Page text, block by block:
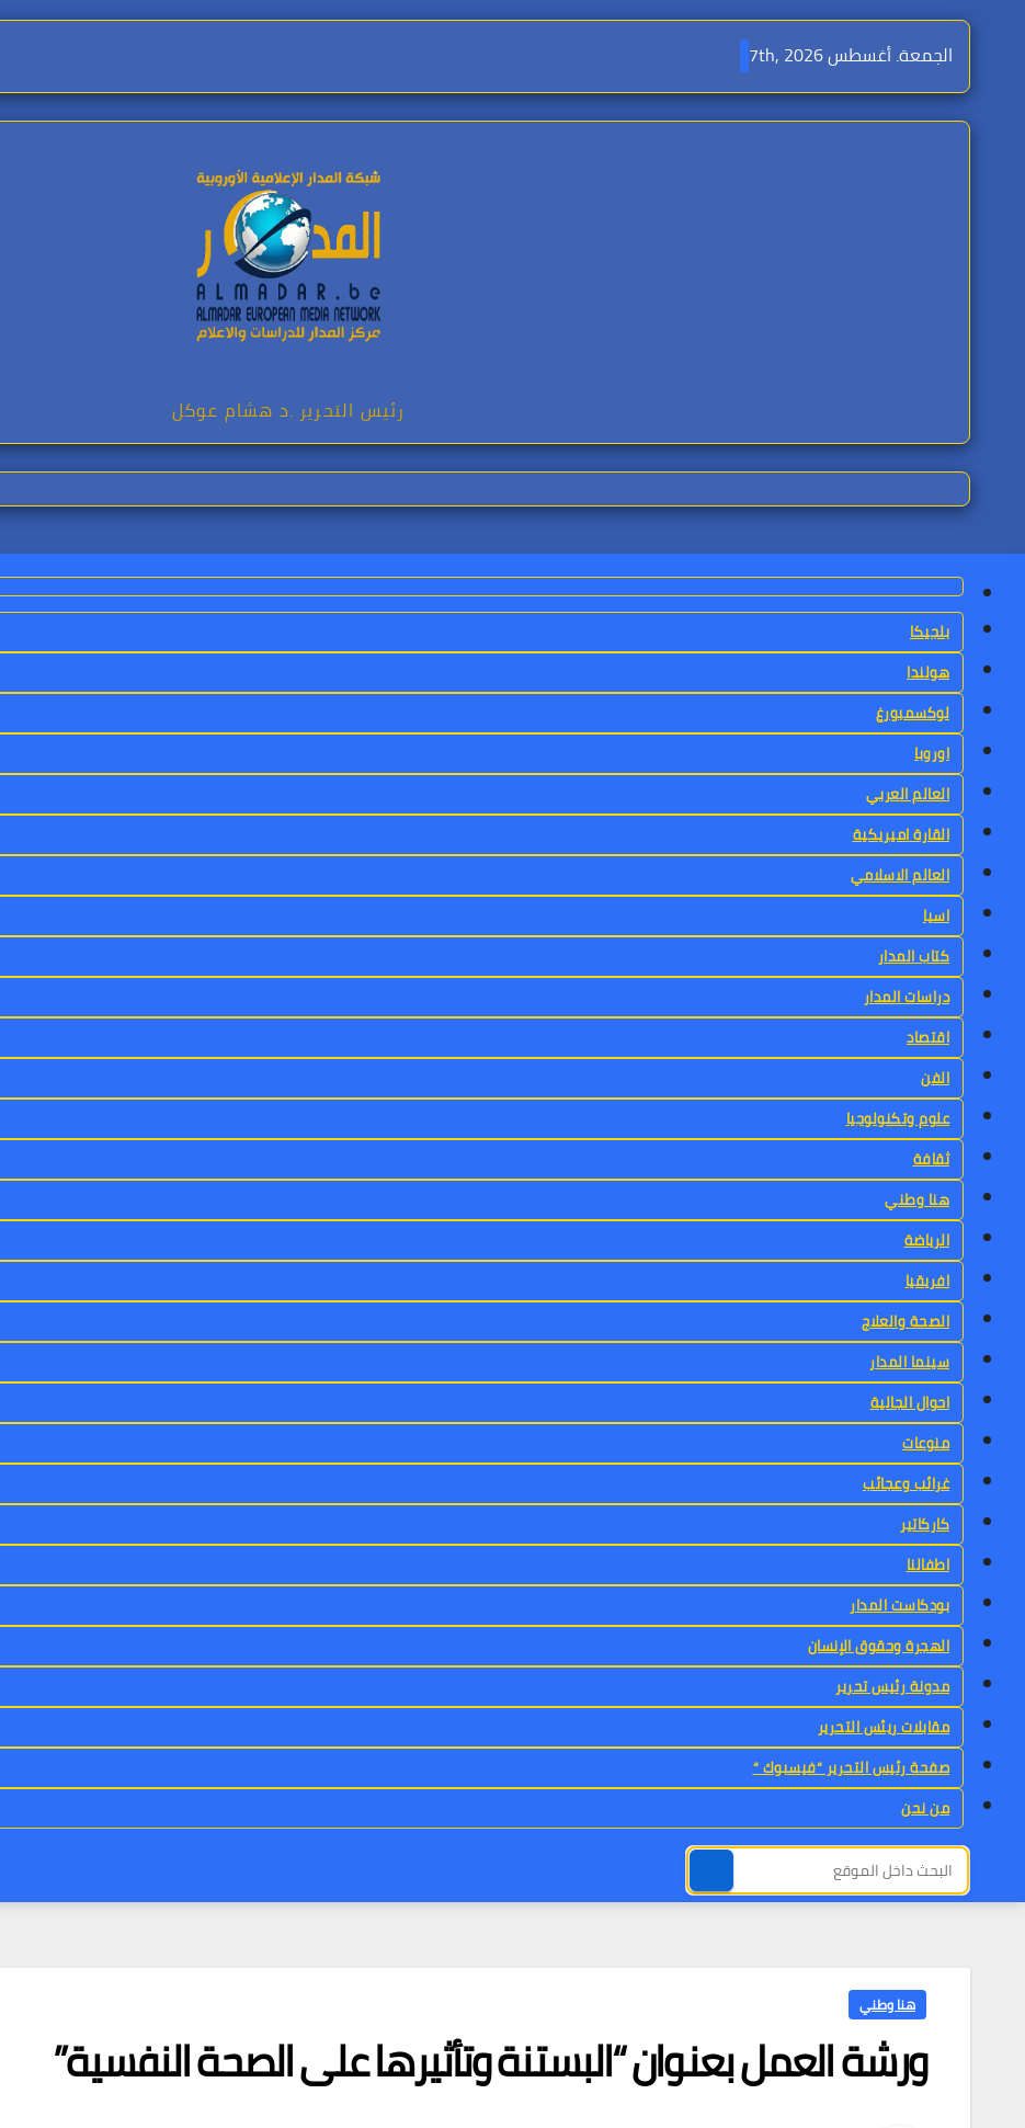
content
الجمعة. أغسطس 7th, 2026
رئيس التحرير .د هشام عوكل
بلجيكا
هولندا
لوكسمبورغ
اوروبا
العالم العربي
القارة اميريكية
العالم الاسلامي
اسيا
كتاب المدار
دراسات المدار
اقتصاد
الفن
علوم وتكنولوجيا
ثقافة
هنا وطني
الرياضة
افريقيا
الصحة والعلاج
سينما المدار
احوال الجالية
منوعات
غرائب وعجائب
كاركاتير
اطفالنا
بودكاست المدار
الهجرة وحقوق الإنسان
مدونة رئيس تحرير
مقابلات ريئس التحرير
صفحة رئيس التحرير “فيسبوك “
من نحن
هنا وطني
ورشة العمل بعنوان “البستنة وتأثيرها على الصحة النفسية”